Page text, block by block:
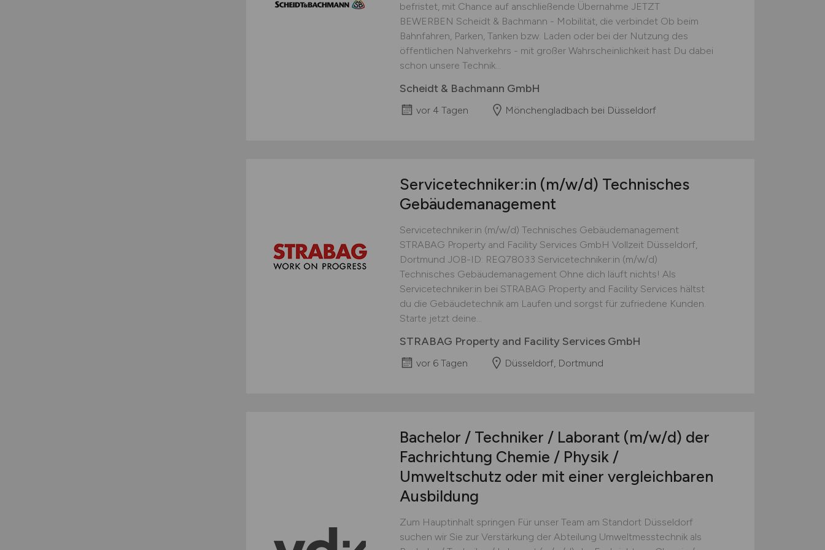
befristet, mit Chance auf anschließende Übernahme JETZT
BEWERBEN Scheidt & Bachmann - Mobilität, die verbindet Ob beim
Bahnfahren, Parken, Tanken bzw. Laden oder bei der Nutzung des
öffentlichen Nahverkehrs - mit großer Wahrscheinlichkeit hast Du dabei
schon unsere Technik...
Scheidt & Bachmann GmbH
vor 4 Tagen Mönchengladbach bei Düsseldorf
Servicetechniker:in (m/w/d) Technisches
Gebäudemanagement
Servicetechniker:in (m/w/d) Technisches Gebäudemanagement
STRABAG Property and Facility Services GmbH Vollzeit Düsseldorf,
Dortmund JOB-ID: REQ78033 Servicetechniker:in (m/w/d)
Technisches Gebäudemanagement Ohne dich läuft nichts! Als
Servicetechniker:in bei STRABAG Property and Facility Services hältst
du die Gebäudetechnik am Laufen und sorgst für zufriedene Kunden.
Starte jetzt deine...
STRABAG Property and Facility Services GmbH
vor 6 Tagen Düsseldorf, Dortmund
Bachelor / Techniker / Laborant (m/w/d) der
Fachrichtung Chemie / Physik /
Umweltschutz oder mit einer vergleichbaren
Ausbildung
Zum Hauptinhalt springen Für unser Team am Standort Düsseldorf
suchen wir Sie zur Verstärkung der Abteilung Umweltmesstechnik als